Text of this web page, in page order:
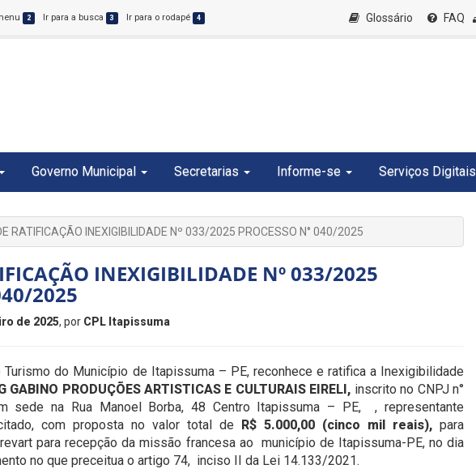
2 Ir para a busca 3 Ir para o rodapé 4 Glossário FAQ
Governo Municipal Secretarias Informe-se Serviços Digitais
RATIFICAÇÃO INEXIGIBILIDADE Nº 033/2025 PROCESSO N° 040/2025
INEXIGIBILIDADE Nº 033/2025
2025
de 2025, por CPL Itapissuma
Turismo do Município de Itapissuma – PE, reconhece e ratifica a Inexigibilidade
GABINO PRODUÇÕES ARTISTICAS E CULTURAIS EIRELI, inscrito no CNPJ n°
sede na Rua Manoel Borba, 48 Centro Itapissuma – PE, , representante
com proposta no valor total de R$ 5.000,00 (cinco mil reais), para
para recepção da missão francesa ao município de Itapissuma-PE, no dia
no que preceitua o artigo 74, inciso II da Lei 14.133/2021.